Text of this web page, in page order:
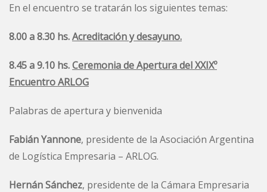
En el encuentro se tratarán los siguientes temas:
8.00 a 8.30 hs.Acreditación y desayuno.
8.45 a 9.10 hs.Ceremonia de Apertura del XXIXº
Encuentro ARLOG
Palabras de apertura y bienvenida
Fabián Yannone, presidente de la Asociación Argentina
de Logística Empresaria – ARLOG.
Hernán Sánchez, presidente de la Cámara Empresaria